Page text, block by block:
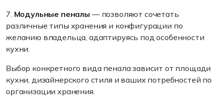
7. Модульные пеналы — позволяют сочетать
различные типы хранения и конфигурации по
желанию владельца, адаптируясь под особенности
кухни.
Выбор конкретного вида пенала зависит от площади
кухни, дизайнерского стиля и ваших потребностей по
организации хранения.